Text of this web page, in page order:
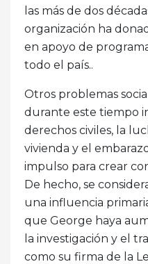
las más de dos
organización ha
en apoyo de
todo el país..
Otros problemas
durante este tiempo
derechos civiles, la
vivienda y el
impulso para crear
De hecho, se
una influencia
que George haya
la investigación y el
como su firma de la